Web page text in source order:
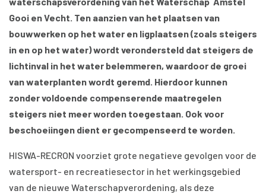
Gooi en Vecht. Ten aanzien van het plaatsen van
bouwwerken op het water en ligplaatsen (zoals steigers
in en op het water) wordt verondersteld dat steigers de
lichtinval in het water belemmeren, waardoor de groei
van waterplanten wordt geremd. Hierdoor kunnen
zonder voldoende compenserende maatregelen
steigers niet meer worden toegestaan. Ook voor
beschoeiingen dient er gecompenseerd te worden.
HISWA-RECRON voorziet grote negatieve gevolgen voor de
watersport- en recreatiesector in het werkingsgebied
van de nieuwe Waterschapverordening, als deze